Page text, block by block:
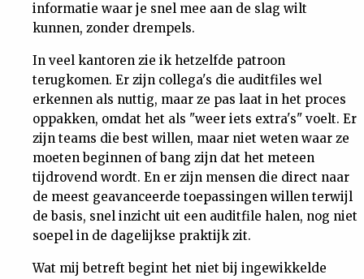
informatie waar je snel mee aan de slag wilt
kunnen, zonder drempels.
In veel kantoren zie ik hetzelfde patroon
terugkomen. Er zijn collega's die auditfiles wel
erkennen als nuttig, maar ze pas laat in het proces
oppakken, omdat het als "weer iets extra's" voelt. Er
zijn teams die best willen, maar niet weten waar ze
moeten beginnen of bang zijn dat het meteen
tijdrovend wordt. En er zijn mensen die direct naar
de meest geavanceerde toepassingen willen terwijl
de basis, snel inzicht uit een auditfile halen, nog niet
soepel in de dagelijkse praktijk zit.
Wat mij betreft begint het niet bij ingewikkelde